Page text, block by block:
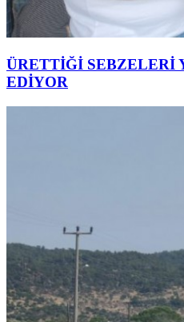
ÜRETTİĞİ SEBZELERİ
EDİYOR